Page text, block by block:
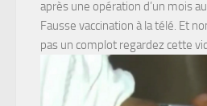
après une opération d’un mois
Fausse vaccination à la télé. Et
pas un complot regardez cette